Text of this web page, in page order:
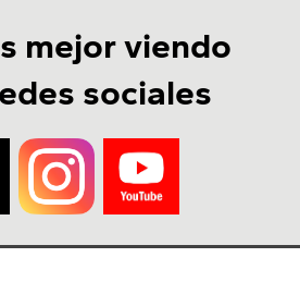
mejor viendo
sociales